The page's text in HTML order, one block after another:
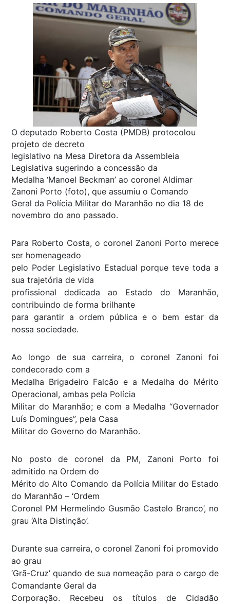
O deputado Roberto Costa (PMDB) protocolou
projeto de decreto
legislativo na Mesa Diretora da Assembleia
Legislativa sugerindo a concessão da
Medalha ‘Manoel Beckman’ ao coronel Aldimar
Zanoni Porto (foto), que assumiu o Comando
Geral da Polícia Militar do Maranhão no dia 18 de
novembro do ano passado.
Para Roberto Costa, o coronel Zanoni Porto merece
ser homenageado
pelo Poder Legislativo Estadual porque teve toda a
sua trajetória de vida
profissional dedicada ao Estado do Maranhão,
contribuindo de forma brilhante
para garantir a ordem pública e o bem estar da
nossa sociedade.
Ao longo de sua carreira, o coronel Zanoni foi
condecorado com a
Medalha Brigadeiro Falcão e a Medalha do Mérito
Operacional, ambas pela Polícia
Militar do Maranhão; e com a Medalha “Governador
Luís Domingues”, pela Casa
Militar do Governo do Maranhão.
No posto de coronel da PM, Zanoni Porto foi
admitido na Ordem do
Mérito do Alto Comando da Polícia Militar do Estado
do Maranhão – ‘Ordem
Coronel PM Hermelindo Gusmão Castelo Branco’, no
grau ‘Alta Distinção’.
Durante sua carreira, o coronel Zanoni foi promovido
ao grau
‘Grã-Cruz’ quando de sua nomeação para o cargo de
Comandante Geral da
Corporação. Recebeu os títulos de Cidadão